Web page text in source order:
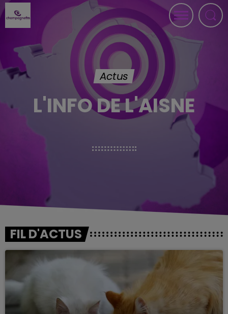
Actus
L'INFO DE L'AISNE
FIL D'ACTUS